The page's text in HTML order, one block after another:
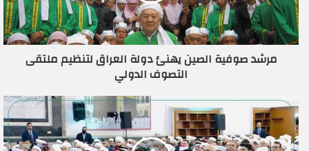
ل
ك
ت
مرشد صوفية الصين يهنئ دولة العراق لتنظيم ملتقى
التصوف الدولي